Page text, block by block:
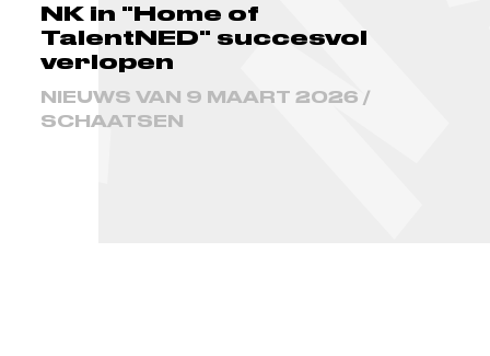
NK in "Home of
TalentNED" succesvol
verlopen
NIEUWS VAN 9 MAART 2026 /
SCHAATSEN